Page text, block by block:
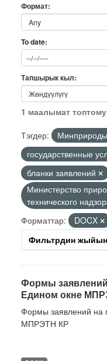
Формат
To date
Тапшырык кыл
1 маалымат
Тэгдер:
государственные
бланки заявлений
Министерство
технического
Форматтар:
DOCX
Фильтрдин
Формы
Едином окне
Формы заявлений на
МПРЭТН КР